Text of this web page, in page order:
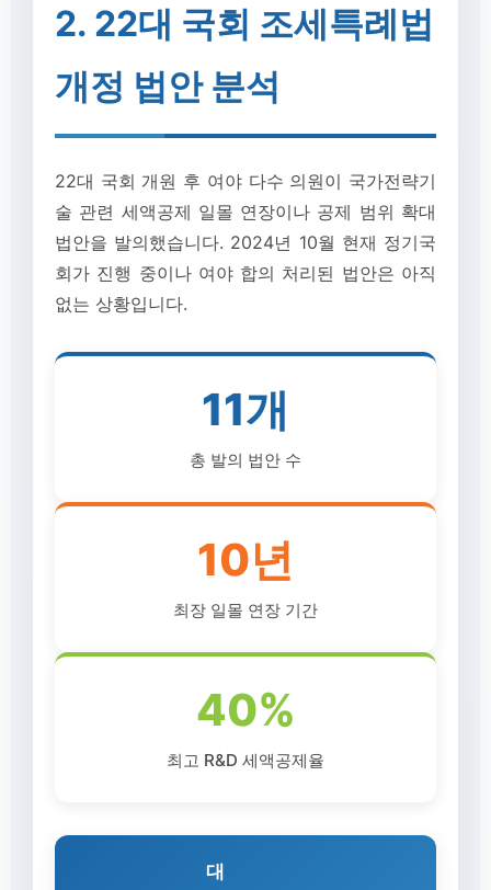
2. 22대 국회 조세특례법
개정 법안 분석
22대 국회 개원 후 여야 다수 의원이 국가전략기
술 관련 세액공제 일몰 연장이나 공제 범위 확대
법안을 발의했습니다. 2024년 10월 현재 정기국
회가 진행 중이나 여야 합의 처리된 법안은 아직
없는 상황입니다.
11개
총 발의 법안 수
10년
최장 일몰 연장 기간
40%
최고 R&D 세액공제율
대